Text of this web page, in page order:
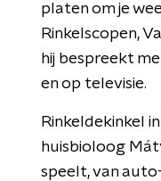
platen om je
Rinkelscopen,
hij bespreekt
en op televisie.
Rinkeldekinkel
huisbioloog
speelt, van